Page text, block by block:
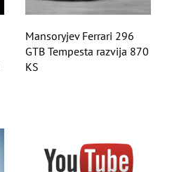
Mansoryjev Ferrari 296
GTB Tempesta razvija 870
KS